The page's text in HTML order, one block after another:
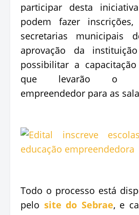
participar desta
podem fazer
secretarias municipais
aprovação da
possibilitar a
que levarão o
empreendedor para as
Todo o processo está
pelo site do Sebrae, e